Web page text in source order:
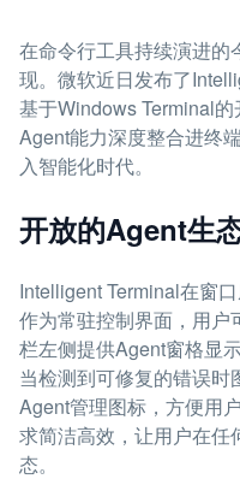
在命令行工具持续演进的
现。微软近日发布了
基于Windows Terminal
Agent能力深度整合进终
入智能化时代。
开放的Agent生
Intelligent Terminal在窗
作为常驻控制界面，用
栏左侧提供Agent窗格显
当检测到可修复的错误
Agent管理图标，方便用
求简洁高效，让用户在任
态。